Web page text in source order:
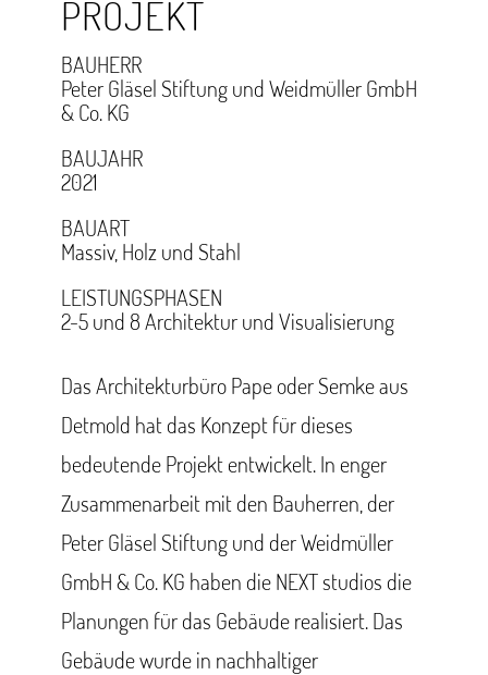
PROJEKT
BAUHERR
Peter Gläsel Stiftungund Weidmüller GmbH
& Co. KG
BAUJAHR
2021
BAUART
Massiv, Holz und Stahl
LEISTUNGSPHASEN
2-5 und 8 Architektur und Visualisierung
Das Architekturbüro Pape oder Semke aus
Detmold hat das Konzept für dieses
bedeutende Projekt entwickelt. In enger
Zusammenarbeit mit den Bauherren, der
Peter Gläsel Stiftung und der Weidmüller
GmbH & Co. KG haben die NEXT studios die
Planungen für das Gebäude realisiert. Das
Gebäude wurde in nachhaltiger